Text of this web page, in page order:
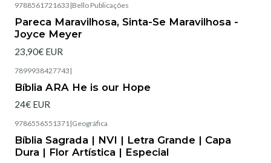
9788561721633 |Bello Publicações
Pareca Maravilhosa, Sinta-Se Maravilhosa -
Joyce Meyer
23,90€ EUR
7899938427743 |
Bíblia ARA He is our Hope
24€ EUR
9786556551371|Geográfica
Bíblia Sagrada | NVI | Letra Grande | Capa
Dura | Flor Artística | Especial